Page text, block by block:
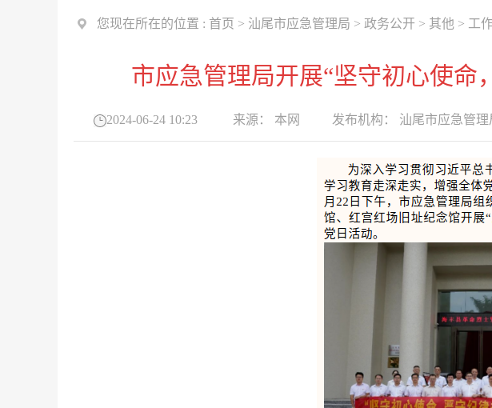
您现在所在的位置 : 首页 > 汕尾市应急管理局 > 政务公开 > 其他 > 工
市应急管理局开展“坚守初心使命
2024-06-24 10:23 来源： 本网 发布机构： 汕尾市应急管理